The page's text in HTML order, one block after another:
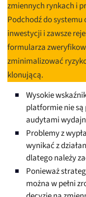
zmiennych rynkach i
Podchodź do systemu
inwestycji i zawsze
formularza
zminimalizować
klonującą.
Wysokie
platformie nie
audytami
Problemy z
wynikać z
dlatego należy
Ponieważ
można w pełni